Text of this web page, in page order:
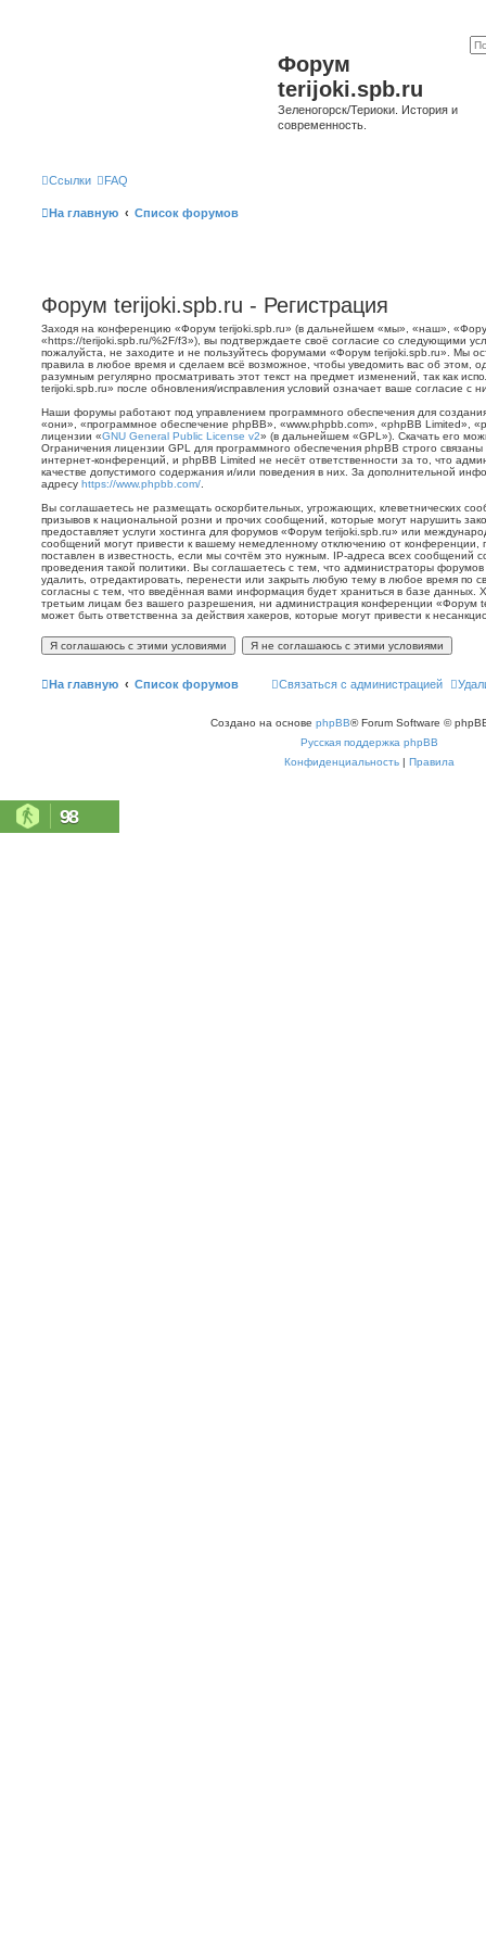
Форум
terijoki.spb.ru
Зеленогорск/Териоки. История и
современность.
Ссылки FAQ
На главную Список форумов
Форум terijoki.spb.ru - Регистрация
Заходя на конференцию «Форум terijoki.spb.ru» (в дальнейшем «мы», «наш»,
«https://terijoki.spb.ru/%2F/f3»), вы подтверждаете своё согласие со следующими
пожалуйста, не заходите и не пользуйтесь форумами «Форум terijoki.spb.ru». Мы
правила в любое время и сделаем всё возможное, чтобы уведомить вас об этом,
разумным регулярно просматривать этот текст на предмет изменений, так как
terijoki.spb.ru» после обновления/исправления условий означает ваше согласие с
Наши форумы работают под управлением программного обеспечения для
«они», «программное обеспечение phpBB», «www.phpbb.com», «phpBB Limited»,
лицензии «GNU General Public License v2» (в дальнейшем «GPL»). Скачать его
Ограничения лицензии GPL для программного обеспечения phpBB строго
интернет-конференций, и phpBB Limited не несёт ответственности за то, что
качестве допустимого содержания и/или поведения в них. За дополнительной
адресу https://www.phpbb.com/
Вы соглашаетесь не размещать оскорбительных, угрожающих, клеветнических
призывов к национальной розни и прочих сообщений, которые могут нарушить
предоставляет услуги хостинга для форумов «Форум terijoki.spb.ru» или
сообщений могут привести к вашему немедленному отключению от конференции,
поставлен в известность, если мы сочтём это нужным. IP-адреса всех сообщений
проведения такой политики. Вы соглашаетесь с тем, что администраторы
удалить, отредактировать, перенести или закрыть любую тему в любое время по
согласны с тем, что введённая вами информация будет храниться в базе данных.
третьим лицам без вашего разрешения, ни администрация конференции «Форум
может быть ответственна за действия хакеров, которые могут привести к
На главную Список форумов Связаться с администрацией
Создано на основе phpBB® Forum Software ©
Русская поддержка phpBB
Конфиденциальность | Правила
98